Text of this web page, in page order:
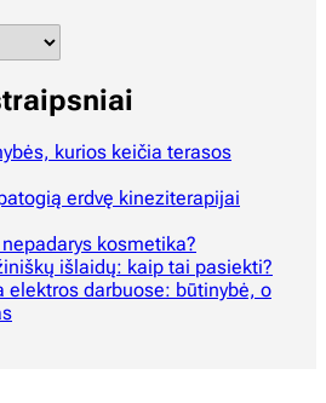
kurios keičia terasos
erdvę kineziterapijai
kosmetika?
išlaidų: kaip tai pasiekti?
elektros darbuose: būtinybė, o